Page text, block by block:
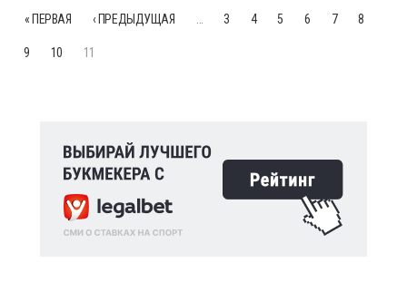
« ПЕРВАЯ ‹ ПРЕДЫДУЩАЯ 3 4 5 6 7 8
9 10 11